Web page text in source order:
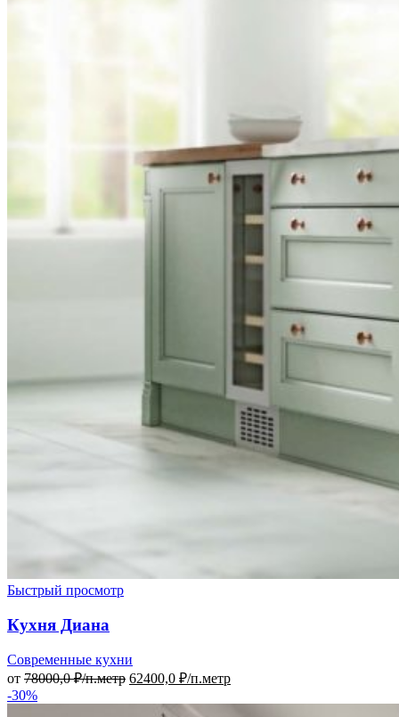
Быстрый просмотр
Кухня Диана
Современные кухни
от 78000,0₽/п.метр 62400,0 ₽/п.метр
-30%